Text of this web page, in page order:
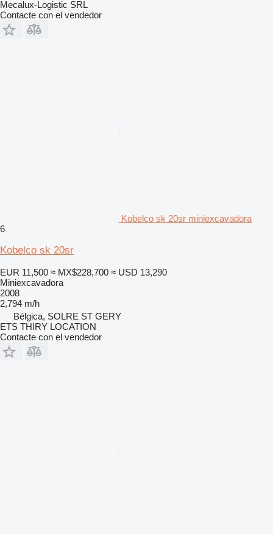
Mecalux-Logistic SRL
Contacte con el vendedor
Kobelco sk 20sr miniexcavadora
6
Kobelco sk 20sr
EUR 11,500 ≈ MX$228,700 ≈ USD 13,290
Miniexcavadora
2008
2,794 m/h
Bélgica, SOLRE ST GERY
ETS THIRY LOCATION
Contacte con el vendedor